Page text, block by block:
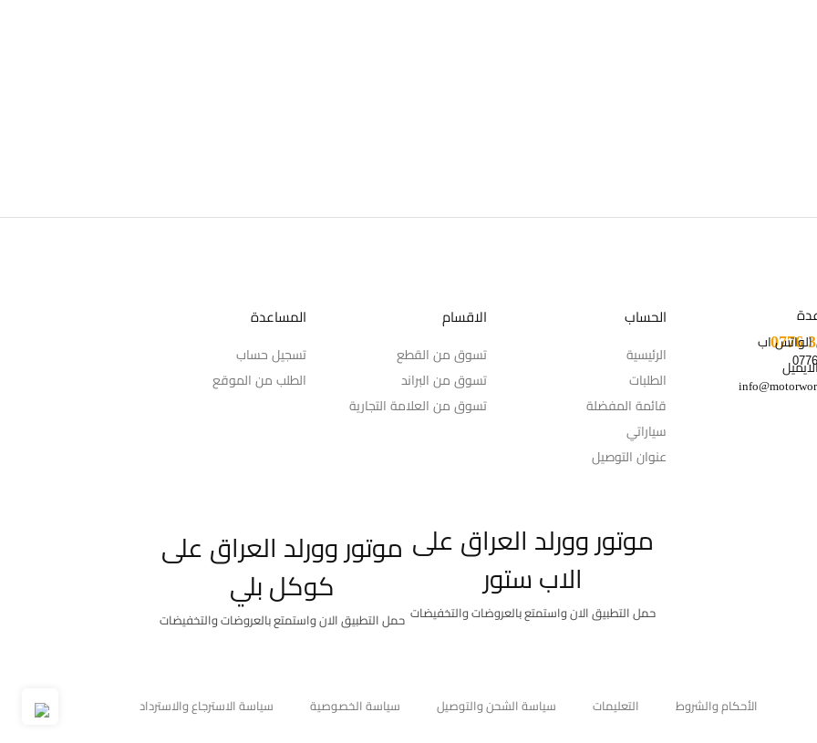
الواتس اب
الحساب
الرئيسية
الطلبات
قائمة المفضلة
سياراتي
عنوان التوصيل
الاقسام
تسوق من القطع
تسوق من البراند
تسوق من العلامة التجارية
المساعدة
تسجيل حساب
الطلب من الموقع
موتور وورلد العراق على
الاب ستور
حمل التطبيق الان واستمتع بالعروضات والتخفيضات
موتور وورلد العراق على
كوكل بلي
حمل التطبيق الان واستمتع بالعروضات والتخفيضات
الأحكام والشروط التعليمات سياسة الشحن والتوصيل سياسة الخصوصية سياسة الاسترجاع والاسترداد